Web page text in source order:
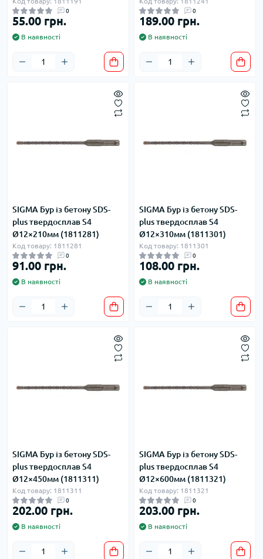
0
55.00 грн.
В наявності
0
189.00 грн.
В наявності
SIGMA Бур із бетону SDS-
plus твердосплав S4
Ø12×210мм (1811281)
Код товару: 1811281
0
91.00 грн.
В наявності
SIGMA Бур із бетону SDS-
plus твердосплав S4
Ø12×310мм (1811301)
Код товару: 1811301
0
108.00 грн.
В наявності
SIGMA Бур із бетону SDS-
plus твердосплав S4
Ø12×450мм (1811311)
Код товару: 1811311
0
202.00 грн.
В наявності
SIGMA Бур із бетону SDS-
plus твердосплав S4
Ø12×600мм (1811321)
Код товару: 1811321
0
203.00 грн.
В наявності